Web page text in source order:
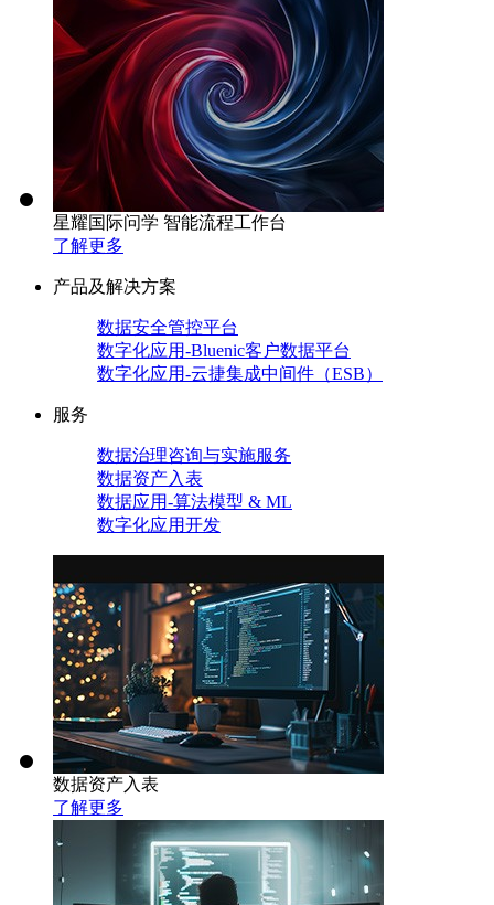
星耀国际问学 智能流程工作台
了解更多
产品及解决方案
数据安全管控平台
数字化应用-Bluenic客户数据平台
数字化应用-云捷集成中间件（ESB）
服务
数据治理咨询与实施服务
数据资产入表
数据应用-算法模型 & ML
数字化应用开发
数据资产入表
了解更多